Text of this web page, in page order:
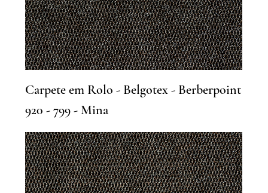
Carpete em Rolo - Belgotex - Berberpoint
920 - 799 - Mina